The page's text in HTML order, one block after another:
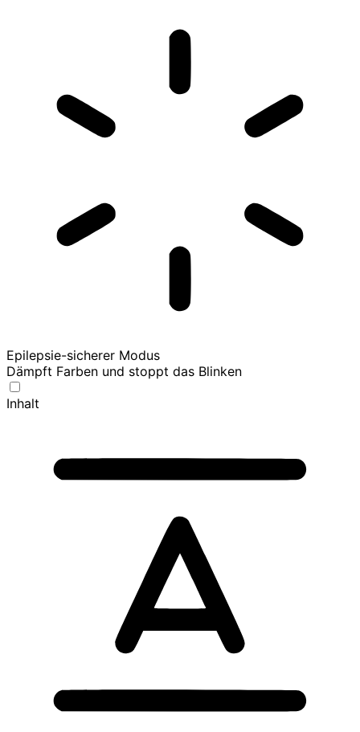
Epilepsie-sicherer Modus
Dämpft Farben und stoppt das Blinken
Inhalt